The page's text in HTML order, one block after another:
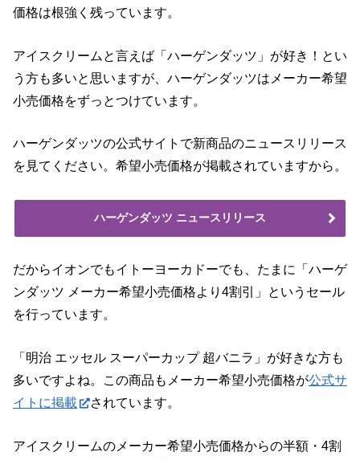
価格は根強く残っています。
アイスクリームと言えば「ハーゲンダッツ」が好き！とい
う方も多いと思いますが、ハーゲンダッツはメーカー希望
小売価格をずっとつけています。
ハーゲンダッツの公式サイトで新商品のニュースリリース
を見てください。希望小売価格が掲載されていますから。
ハーゲンダッツ ニュースリリース
だからイオンでもイトーヨーカドーでも、たまに「ハーゲ
ンダッツ メーカー希望小売価格より4割引」というセール
を行っています。
「明治 エッセル スーパーカップ 超バニラ」が好きな方も
多いですよね。この商品もメーカー希望小売価格が公式サ
イトに掲載
されています。
アイスクリームのメーカー希望小売価格からの半額・4割